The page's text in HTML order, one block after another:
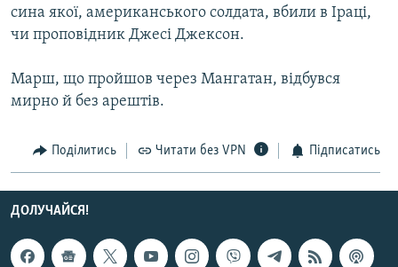
КРИМ РЕАЛІЇ
УКР
сина якої, американського солдата, вбили в Іраці,
чи проповідник Джесі Джексон.
Марш, що пройшов через Мангатан, відбувся
мирно й без арештів.
Поділитись Читати без VPN Підписатись
ДОЛУЧАЙСЯ!